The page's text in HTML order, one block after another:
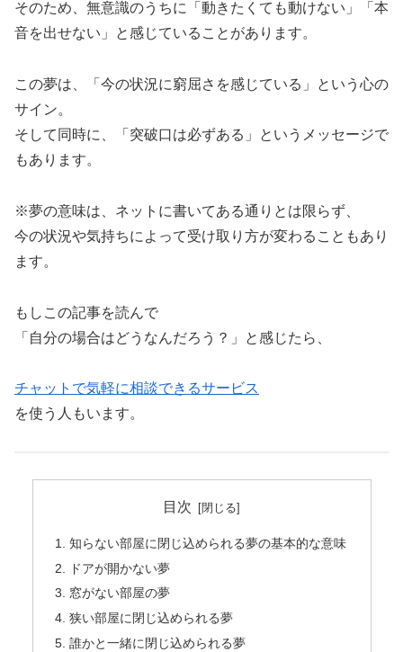
そのため、無意識のうちに「動きたくても動けない」「本
音を出せない」と感じていることがあります。
この夢は、「今の状況に窮屈さを感じている」という心の
サイン。
そして同時に、「突破口は必ずある」というメッセージで
もあります。
※夢の意味は、ネットに書いてある通りとは限らず、
今の状況や気持ちによって受け取り方が変わることもあり
ます。
もしこの記事を読んで
「自分の場合はどうなんだろう？」と感じたら、
チャットで気軽に相談できるサービス
を使う人もいます。
目次
知らない部屋に閉じ込められる夢の基本的な意味
ドアが開かない夢
窓がない部屋の夢
狭い部屋に閉じ込められる夢
誰かと一緒に閉じ込められる夢